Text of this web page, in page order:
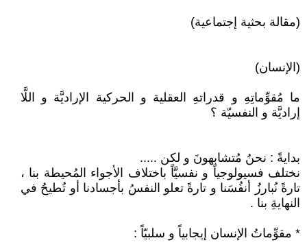
(مقالة بحثية إجتماعية)
(الإنسان)
ما مُقوِّماتِهِ و قدراتهِ العقلية و الحركية الإراديَّة و اللَّا
إراديَّة و النفسيّة ؟
بدايةً : نحنُ مُتشابهونَ و لكن .....
نختلف فسيولوجياً و نفسيَّاً باختلاف الأجواء المُحيطة بنا ،
تارةً نُبارزُ أنفُسَنا و تارةً تعلو النفسُ بأجسادنا أو تُطيحُ في
النهايةِ بنا .
* مقوِّماتُ الإنسان إيجابياً و سلبيّاً :